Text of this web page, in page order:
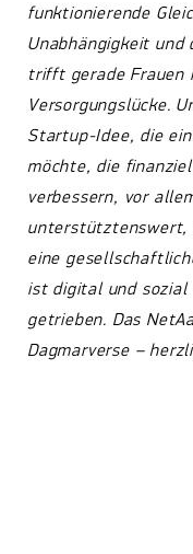
funktionierende
Unabhängigkeit und
trifft gerade Frauen
Versorgungslücke.
Startup-Idee, die
möchte, die
verbessern, vor
unterstütztenswert,
eine
ist digital und
getrieben. Das
Dagmarverse –